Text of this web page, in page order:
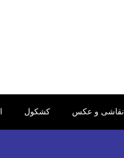
نقاشی و عکس کشکول